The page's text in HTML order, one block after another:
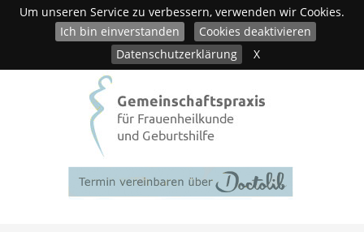
Um unseren Service zu verbessern, verwenden wir Cookies.
Ich bin einverstanden
Cookies deaktivieren
Datenschutzerklärung
X